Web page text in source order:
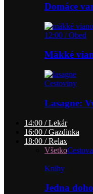
Domáce
12:00 / Obed
Mäkké
Cestoviny
Lasagne:
14:00 / Lekár
16:00 / Gazdinka
18:00 / Relax
Všetko
Knihy
Jedna